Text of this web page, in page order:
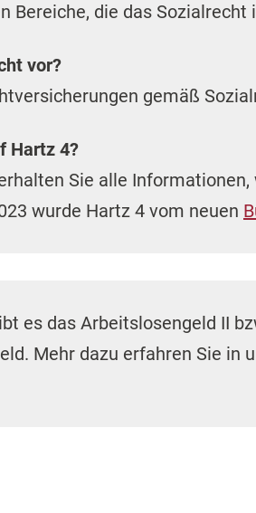
Bereiche, die das
vor?
gemäß
Hartz 4?
Sie alle
wurde Hartz 4 vom neuen
es das Arbeitslosengeld II
Mehr dazu erfahren Sie in